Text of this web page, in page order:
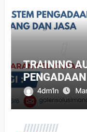
TRAINING
4dm1n